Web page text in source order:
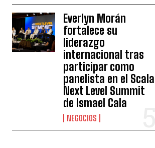
Everlyn Morán
fortalece su
liderazgo
internacional tras
participar como
panelista en el Scala
Next Level Summit
de Ismael Cala
NEGOCIOS